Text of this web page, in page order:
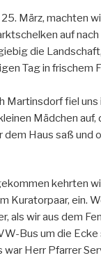
März, machten
auf
die
Tag in frischem
Martinsdorf fiel uns
Mädchen auf,
Haus saß und
kehrten
Kuratorpaar, ein.
als wir aus dem
Bus um die
war Herr Pfarrer